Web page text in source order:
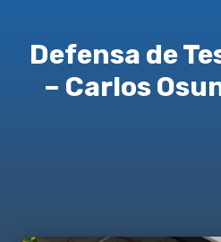
Defensa de
– Carlos